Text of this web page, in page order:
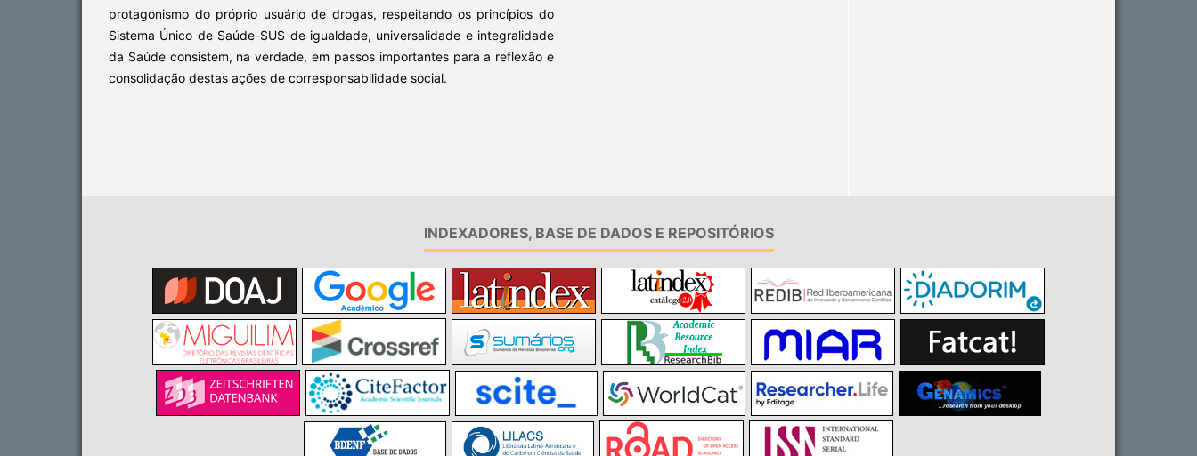
protagonismo do próprio usuário de drogas, respeitando os princípios do
Sistema Único de Saúde-SUS de igualdade, universalidade e integralidade
da Saúde consistem, na verdade, em passos importantes para a reflexão e
consolidação destas ações de corresponsabilidade social.
INDEXADORES, BASE DE DADOS E REPOSITÓRIOS